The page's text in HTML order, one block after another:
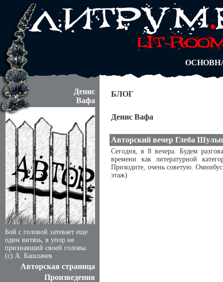
АВТОРЫ
БЛОГИ
АБИТУРА
Денис
Вафа
Бой с головой затевает еще
один витязь, в упор не
признавший своей головы.
(с) А. Башлачев
Авторская страница
Произведения
БЛОГ
Денис Вафа
Авторский вечер Глеба
Сегодня, в 8 вечера. Будем
времени как литературной
Приходите, очень советую.
этаж)